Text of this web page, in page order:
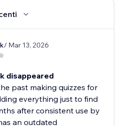
/ Mar 13, 2026
disappeared
past making quizzes for
everything just to find
after consistent use by
an outdated